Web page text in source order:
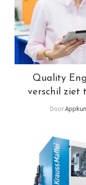
ziet
Quality
verschil ziet
Door